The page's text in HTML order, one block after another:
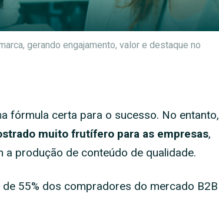
gerando engajamento, valor e destaque no
fórmula certa para o sucesso. No entanto,
muito frutífero para as empresas,
produção de conteúdo de qualidade.
de 55% dos compradores do mercado B2B